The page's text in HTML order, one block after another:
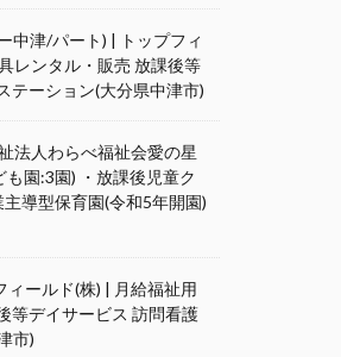
中津/パート) | トップフィ
レンタル・販売 放課後等
テーション(大分県中津市)
法人わらべ福祉会愛の星
園:3園) ・放課後児童ク
導型保育園(令和5年開園)
ィールド(株) | 月給福祉用
等デイサービス 訪問看護
市)